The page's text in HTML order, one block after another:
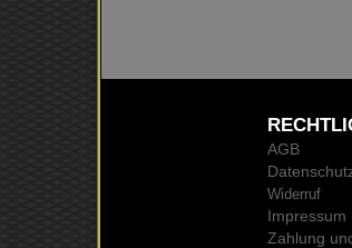
AGB
Widerruf
Impressum
Zahlung